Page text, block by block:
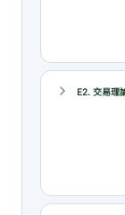
E2. 交易理